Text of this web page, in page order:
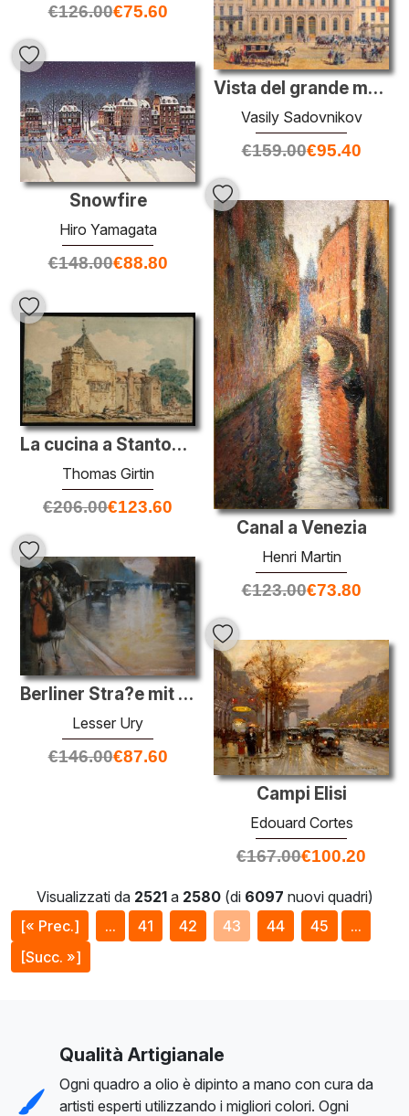
€126.00€75.60
Vista del grande magazzino Passazh nel 1848
Vasily Sadovnikov
€159.00€95.40
Snowfire
Hiro Yamagata
€148.00€88.80
Canal a Venezia
Henri Martin
€123.00€73.80
La cucina a Stanton Harcourt, Oxfordshire
Thomas Girtin
€206.00€123.60
Berliner Stra?e mit Droschken a Regen
Lesser Ury
€146.00€87.60
Campi Elisi
Edouard Cortes
€167.00€100.20
Visualizzati da 2521a 2580(di 6097 nuovi quadri)
[« Prec.]
... 41 42 43 44 45
...
[Succ. »]
Qualità Artigianale
Ogni quadro a olio è dipinto a mano con cura da
artisti esperti utilizzando i migliori colori. Ogni